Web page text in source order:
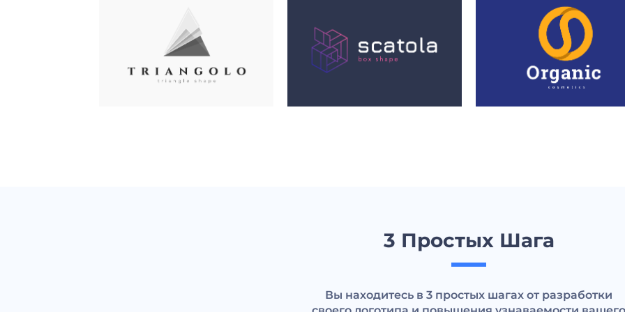
3 Простых Шага
Вы находитесь в 3 простых шагах от разработки